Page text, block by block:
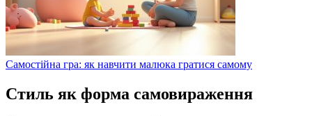
Самостійна гра: як навчити малюка гратися самому
Стиль як форма самовираження